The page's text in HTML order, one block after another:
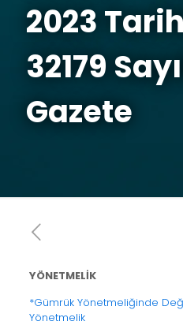
2023
32179
Gazete
YÖNETMELİK
*Gümrük Yönetmeliğinde
Yönetmelik